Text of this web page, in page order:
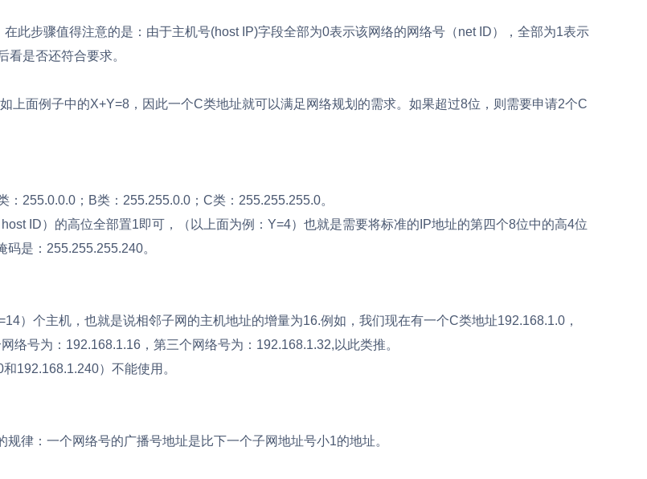
此步骤值得注意的是：由于主机号(host IP)字段全部为0表示该网络的网络号（net ID），全部为1表示
是否还符合要求。
上面例子中的X+Y=8，因此一个C类地址就可以满足网络规划的需求。如果超过8位，则需要申请2个C
255.0.0.0；B类：255.255.0.0；C类：255.255.255.0。
ID）的高位全部置1即可，（以上面为例：Y=4）也就是需要将标准的IP地址的第四个8位中的高4位
是：255.255.255.240。
）个主机，也就是说相邻子网的主机地址的增量为16.例如，我们现在有一个C类地址192.168.1.0，
号为：192.168.1.16，第三个网络号为：192.168.1.32,以此类推。
192.168.1.240）不能使用。
律：一个网络号的广播号地址是比下一个子网地址号小1的地址。